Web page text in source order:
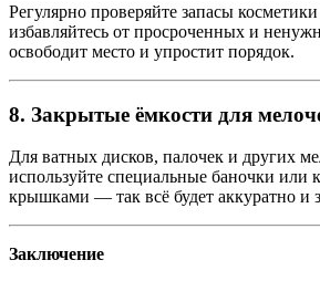
Регулярно проверяйте запасы
избавляйтесь от просроченных и
освободит место и упростит порядок.
8. Закрытые ёмкости для
Для ватных дисков, палочек и других
используйте специальные баночки или
крышками — так всё будет аккуратно и
Заключение